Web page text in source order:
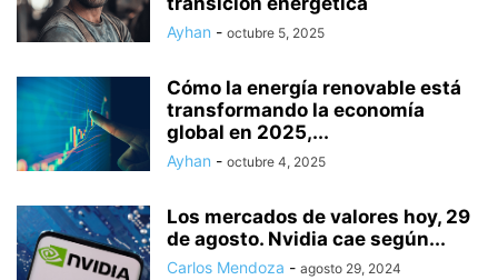
Ayhan - octubre 5, 2025
Cómo la energía renovable está
transformando la economía
global en 2025,...
Ayhan - octubre 4, 2025
Los mercados de valores hoy, 29
de agosto. Nvidia cae según...
Carlos Mendoza - agosto 29, 2024